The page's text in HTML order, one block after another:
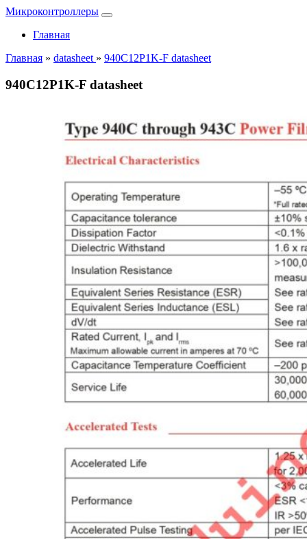
Микроконтроллеры
Главная
Главная » datasheet » 940C12P1K-F datasheet
940C12P1K-F datasheet